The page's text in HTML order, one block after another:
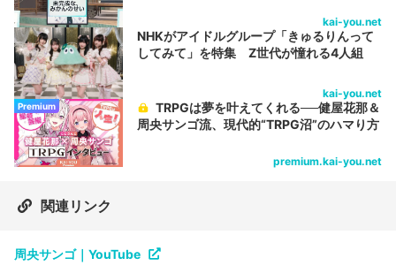
kai-you.net
NHKがアイドルグループ「きゅるりんって
してみて」を特集 Z世代が憧れる4人組
kai-you.net
Premium
TRPGは夢を叶えてくれる──健屋花那＆
周央サンゴ流、現代的“TRPG沼”のハマり方
premium.kai-you.net
関連リンク
周央サンゴ｜YouTube